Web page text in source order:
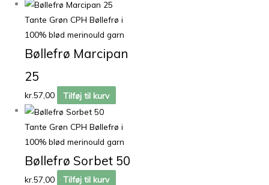
Tante Grøn CPH Bøllefrø i
100% blød merinould garn
Bøllefrø Marcipan
25
kr.57,00 Tilføj til kurv
Tante Grøn CPH Bøllefrø i
100% blød merinould garn
Bøllefrø Sorbet 50
kr.57,00 Tilføj til kurv